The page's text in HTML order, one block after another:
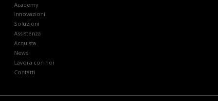
Academy
Innovazioni
Soluzioni
Assistenza
Acquista
News
Lavora con noi
Contatti